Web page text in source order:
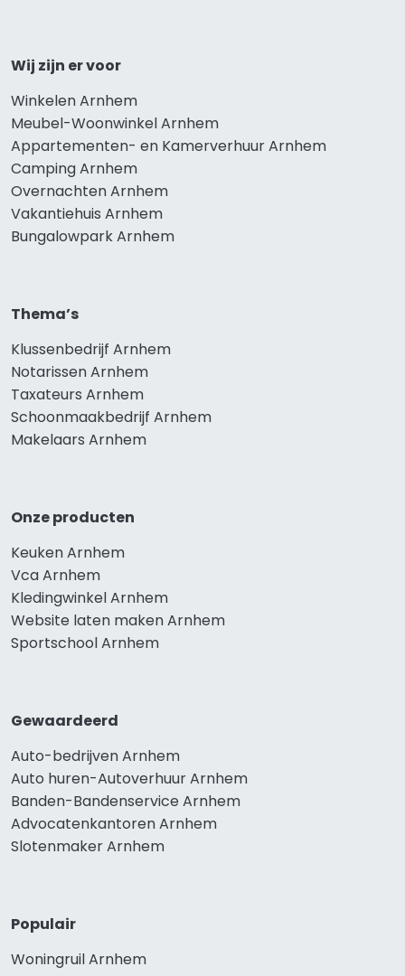
Wij zijn er voor
Winkelen Arnhem
Meubel-Woonwinkel Arnhem
Appartementen- en Kamerverhuur Arnhem
Camping Arnhem
Overnachten Arnhem
Vakantiehuis Arnhem
Bungalowpark Arnhem
Thema’s
Klussenbedrijf Arnhem
Notarissen Arnhem
Taxateurs Arnhem
Schoonmaakbedrijf Arnhem
Makelaars Arnhem
Onze producten
Keuken Arnhem
Vca Arnhem
Kledingwinkel Arnhem
Website laten maken Arnhem
Sportschool Arnhem
Gewaardeerd
Auto-bedrijven Arnhem
Auto huren-Autoverhuur Arnhem
Banden-Bandenservice Arnhem
Advocatenkantoren Arnhem
Slotenmaker Arnhem
Populair
Woningruil Arnhem